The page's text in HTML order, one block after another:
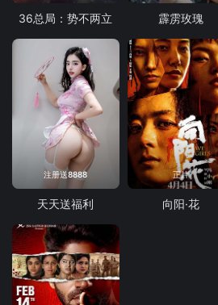
36总局：势不两立 霹雳玫瑰
注册送8888
天天送福利
正片
向阳·花